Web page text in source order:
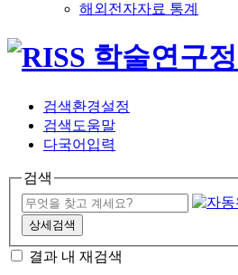
해외전자자료 통계
검색환경설정
검색도움말
다국어입력
검색
상세검색
결과 내 재검색